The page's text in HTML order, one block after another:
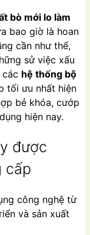
bò mới lo làm
bao giờ là hoan
cần như thế,
sử việc xấu
hệ thống bộ
tối ưu nhất hiện
bẻ khóa, cướp
hiện nay.
được
cấp
công nghệ từ
và sản xuất